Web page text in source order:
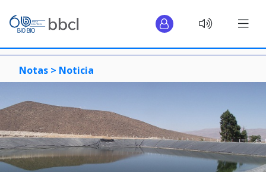
Notas > Noticia